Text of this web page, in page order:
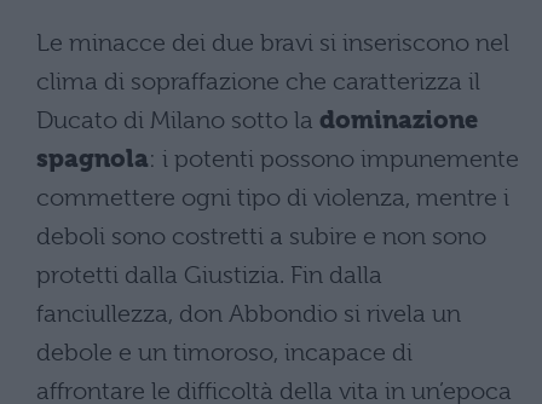
Le minacce dei due bravi si inseriscono nel
clima di sopraffazione che caratterizza il
Ducato di Milano sotto la dominazione
spagnola: i potenti possono impunemente
commettere ogni tipo di violenza, mentre i
deboli sono costretti a subire e non sono
protetti dalla Giustizia. Fin dalla
fanciullezza, don Abbondio si rivela un
debole e un timoroso, incapace di
affrontare le difficoltà della vita in un’epoca